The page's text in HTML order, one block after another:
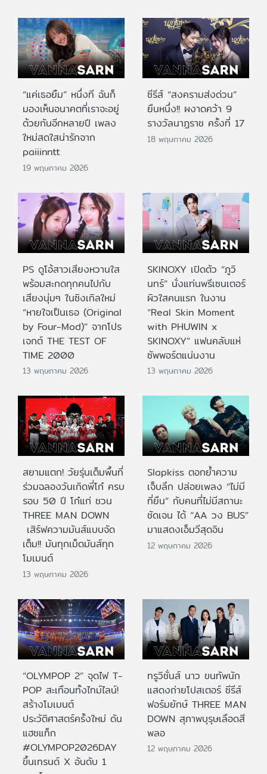
“แค่เธอยิ้ม” หนึ่งที ฉันก็
มองเห็นอนาคตที่เราจะอยู่
ด้วยกันอีกหลายปี เพลง
ใหม่สดใสน่ารักจาก
paiiinntt
19 พฤษภาคม 2026
ซีรีส์ “สงครามส่งด่วน”
ยืนหนึ่ง!! ผงาดคว้า 9
รางวัลนาฏราช ครั้งที่ 17
18 พฤษภาคม 2026
PS ดูโอ้สาวเสียงหวานใส
พร้อมสะกดทุกคนไปกับ
เสียงนุ่มๆ ในซิงเกิลใหม่
“หายใจเป็นเธอ (Original
by Four-Mod)” จากโปร
เจกต์ THE TEST OF
TIME 2000
13 พฤษภาคม 2026
SKINOXY เปิดตัว “ภูวิ
นทร์” นั่งแท่นพรีเซนเตอร์
ผิวใสคนแรก ในงาน
“Real Skin Moment
with PHUWIN x
SKINOXY” แฟนคลับแห่
ซัพพอร์ตแน่นงาน
13 พฤษภาคม 2026
สยามแตก! วัยรุ่นเต็มพื้นที่
ร่วมฉลองวันเกิดพี่โก๋ ครบ
รอบ 50 ปี โก๋แก่ ชวน
THREE MAN DOWN
เสิร์ฟความมันส์แบบจัด
เต็ม!! มันทุกเม็ดมันส์ทุก
โมเมนต์
13 พฤษภาคม 2026
Slapkiss ตอกย้ำความ
เจ็บลึก ปล่อยเพลง “ไม่มี
ที่ยืน” กับคนที่ไม่มีสถานะ
ชัดเจน ได้ “AA วง BUS”
มาแสดงเอ็มวีสุดอิน
12 พฤษภาคม 2026
“OLYMPOP 2” จุดไฟ T-
POP สะเทือนทั้งไทม์ไลน์!
สร้างโมเมนต์
ประวัติศาสตร์ครั้งใหม่ ดัน
แฮชแท็ก
#OLYMPOP2026DAY
ขึ้นเทรนด์ X อันดับ 1
ทรูวิชั่นส์ นาว ขนทัพนัก
แสดงถ่ายโปสเตอร์ ซีรีส์
ฟอร์มยักษ์ THREE MAN
DOWN สุภาพบุรุษเลือดสี
พลอ
12 พฤษภาคม 2026